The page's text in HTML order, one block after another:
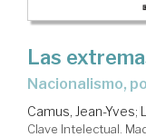
Las
nacionalismo,
Camus, Jean-Yves;
Clave Intelectual.